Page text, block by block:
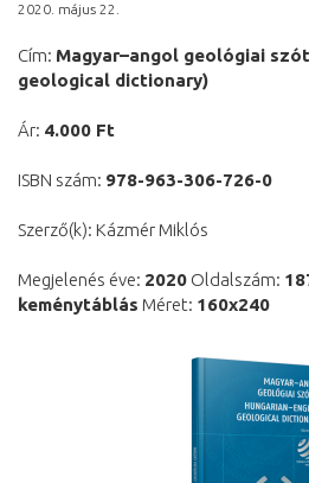
2020. május 22.
Cím: Magyar–angol geológiai
geological dictionary)
Ár: 4.000 Ft
ISBN szám: 978-963-306-726-0
Szerző(k): Kázmér Miklós
Megjelenés éve: 2020 Oldalszám:
keménytáblás Méret: 160x240